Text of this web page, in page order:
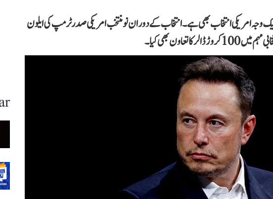
امریکی انتخاب بھی ہے۔ انتخاب کے دوران نو منتخب امریکی صدر ٹرمپ کی ایلون
تعاون بھی کیا۔